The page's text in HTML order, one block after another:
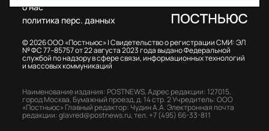
© 2026 ООО «Постньюс» |Свидетельство о регистрации СМИ: ЭЛ
№ ФС 77–85757 от 22 августа 2023 года выдано Федеральной
службой по надзору в сфере связи, информационных технологий
и массовых коммуникаций
о нас
политика перс. данных
Наименование издания: POSTNEWS,Адрес редакции: 127015,
город Москва, Бумажный проезд, д. 14 стр. 2Учредитель: ООО
«Постньюс» Главный редактор: Чудин А.А.Электронная почта
редакции:glavred@postnews.ru,тел. +7 (495) 66-33-811